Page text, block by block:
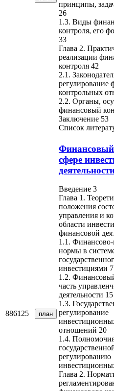
принципы,
26
1.3. Виды
контроля, его
33
Глава 2.
реализации
контроля 42
2.1.
регулирование
контрольных
2.2. Органы,
финансовый
Заключение 53
Список
886125 план
сфере
Введение 3
Глава 1.
положения
управления и
области
финансовой
1.1.
нормы в
инвестициями 7
1.2.
часть
деятельности 15
1.3.
регулирование
отношений 20
1.4.
регулированию
Глава 2.